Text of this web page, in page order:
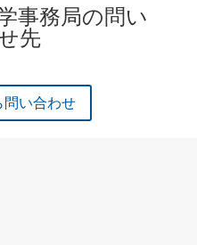
事務局の問い
先
問い合わせ